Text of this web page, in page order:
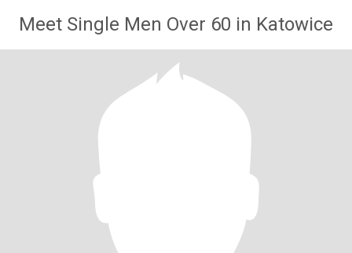
Meet Single Men Over 60 in Katowice